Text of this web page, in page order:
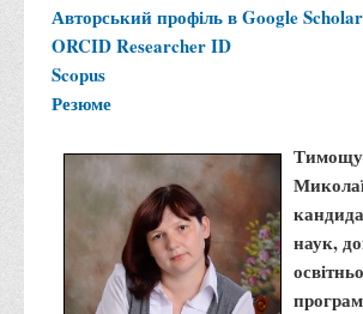
Анкета випускника 2020-2026 років
Анкета випускника минулих років
Юридична клініка
Наші досягнення
Літературна сторінка
ВТЕІ волонтерить
Авторський профіль в Google Scholar
ORCIDResearcher ID
Scopus
Резюме
наук,